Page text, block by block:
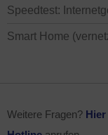
Speedtest:
Smart Home
Weitere Fragen?